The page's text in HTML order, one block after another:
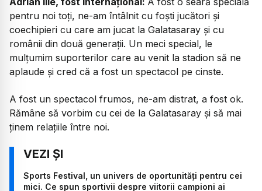
pentru noi toți, ne-am întâlnit cu foști jucători și
coechipieri cu care am jucat la Galatasaray și cu
românii din două generații. Un meci special, le
mulțumim suporterilor care au venit la stadion să ne
aplaude și cred că a fost un spectacol pe cinste.
A fost un spectacol frumos, ne-am distrat, a fost ok.
Rămâne să vorbim cu cei de la Galatasaray și să mai
ținem relațiile între noi.
Sports Festival, un univers de oportunități pentru cei
mici. Ce spun sportivii despre viitorii campioni ai